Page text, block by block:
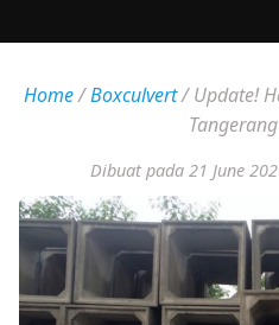
Home/Boxculvert/Update!
Dibuat pada 21 June